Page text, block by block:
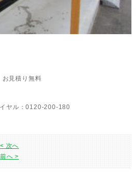
お見積り無料
ヤル：0120-200-180
< 次へ
前へ >